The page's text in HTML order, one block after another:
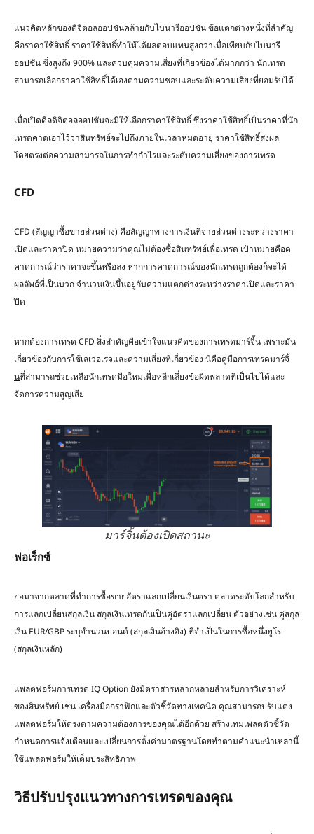
แนวคิดหลักของดิจิตอลออปชันคล้ายกับไบนารีออปชัน ข้อแตกต่างหนึ่งที่สำคัญ
คือราคาใช้สิทธิ์ ราคาใช้สิทธิ์ทำให้ได้ผลตอบแทนสูงกว่าเมื่อเทียบกับไบนารี
ออปชัน ซึ่งสูงถึง 900% และควบคุมความเสี่ยงที่เกี่ยวข้องได้มากกว่า นักเทรด
สามารถเลือกราคาใช้สิทธิ์ได้เองตามความชอบและระดับความเสี่ยงที่ยอมรับได้
เมื่อเปิดดีลดิจิตอลออปชันจะมีให้เลือกราคาใช้สิทธิ์ ซึ่งราคาใช้สิทธิ์เป็นราคาที่นัก
เทรดคาดเอาไว้ว่าสินทรัพย์จะไปถึงภายในเวลาหมดอายุ ราคาใช้สิทธิ์ส่งผล
โดยตรงต่อความสามารถในการทำกำไรและระดับความเสี่ยงของการเทรด
CFD
CFD (สัญญาซื้อขายส่วนต่าง) คือสัญญาทางการเงินที่จ่ายส่วนต่างระหว่างราคา
เปิดและราคาปิด หมายความว่าคุณไม่ต้องซื้อสินทรัพย์เพื่อเทรด เป้าหมายคือด
คาดการณ์ว่าราคาจะขึ้นหรือลง หากการคาดการณ์ของนักเทรดถูกต้องก็จะได้
ผลลัพธ์ที่เป็นบวก จำนวนเงินขึ้นอยู่กับความแตกต่างระหว่างราคาเปิดและราคา
ปิด
หากต้องการเทรด CFD สิ่งสำคัญคือเข้าใจแนวคิดของการเทรดมาร์จิ้น เพราะมัน
เกี่ยวข้องกับการใช้เลเวอเรจและความเสี่ยงที่เกี่ยวข้อง นี่คือคู่มือการเทรดมาร์จิ้
นที่สามารถช่วยเหลือนักเทรดมือใหม่เพื่อหลีกเลี่ยงข้อผิดพลาดที่เป็นไปได้และ
จัดการความสูญเสีย
มาร์จิ้นต้องเปิดสถานะ
ฟอเร็กซ์
ย่อมาจากตลาดที่ทำการซื้อขายอัตราแลกเปลี่ยนเงินตรา ตลาดระดับโลกสำหรับ
การแลกเปลี่ยนสกุลเงิน สกุลเงินเทรดกันเป็นคู่อัตราแลกเปลี่ยน ตัวอย่างเช่น คู่สกุล
เงิน EUR/GBP ระบุจำนวนปอนด์ (สกุลเงินอ้างอิง) ที่จำเป็นในการซื้อหนึ่งยูโร
(สกุลเงินหลัก)
แพลตฟอร์มการเทรด IQ Option ยังมีตราสารหลากหลายสำหรับการวิเคราะห์
ของสินทรัพย์ เช่น เครื่องมือกราฟิกและตัวชี้วัดทางเทคนิค คุณสามารถปรับแต่ง
แพลตฟอร์มให้ตรงตามความต้องการของคุณได้อีกด้วย สร้างเทมเพลตตัวชี้วัด
กำหนดการแจ้งเตือนและเปลี่ยนการตั้งค่ามาตรฐานโดยทำตามคำแนะนำเหล่านี้
ใช้แพลตฟอร์มให้เต็มประสิทธิภาพ
วิธีปรับปรุงแนวทางการเทรดของคุณ